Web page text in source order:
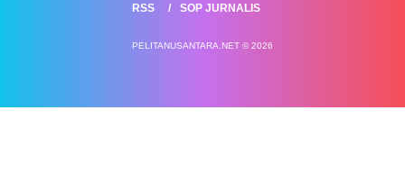
RSS
SOP JURNALIS
PELITANUSANTARA.NET © 2026